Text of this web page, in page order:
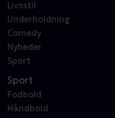
Livsstil
Underholdning
Comedy
Nyheder
Sport
Sport
Fodbold
Håndbold